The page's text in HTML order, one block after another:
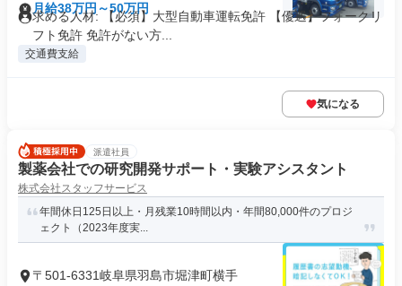
月給38万円～50万円
求める人材: 【必須】大型自動車運転免許 【優遇】フォークリ
フト免許 免許がない方...
交通費支給
気になる
派遣社員
製薬会社での研究開発サポート・実験アシスタント
株式会社スタッフサービス
年間休日125日以上・月残業10時間以内・年間80,000件のプロジ
ェクト（2023年度実...
〒501-6331岐阜県羽島市堀津町横手